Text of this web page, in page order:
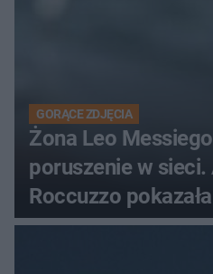
GORĄCE ZDJĘCIA
Żona Leo Messiego
poruszenie w sieci.
Roccuzzo